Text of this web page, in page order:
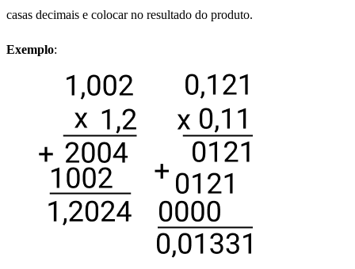
casas decimais e colocar no resultado do produto.
Exemplo: